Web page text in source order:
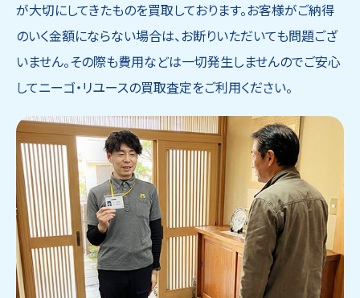
が大切にしてきたものを買取しております。お客様がご納得
のいく金額にならない場合は、お断りいただいても問題ござ
いません。その際も費用などは一切発生しませんのでご安心
してニーゴ・リユースの買取査定をご利用ください。